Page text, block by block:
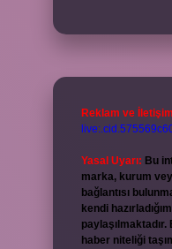
Reklam ve
Yasal Uyarı: Bu
marka, kurum
bağlantısı
kendi
haber niteliği